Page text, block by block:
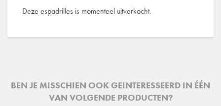
Deze espadrilles is momenteel uitverkocht.
BEN JE MISSCHIEN OOK GEINTERESSEERD IN ÉÉN
VAN VOLGENDE PRODUCTEN?